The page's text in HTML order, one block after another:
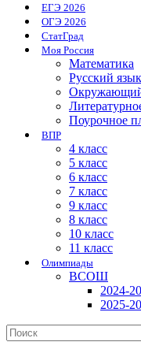
ЕГЭ 2026
ОГЭ 2026
СтатГрад
Моя Россия
Математика
Русский язык
Поурочное
ВПР
4 класс
5 класс
6 класс
7 класс
9 класс
8 класс
10 класс
11 класс
Олимпиады
ВСОШ
2024-
2025-